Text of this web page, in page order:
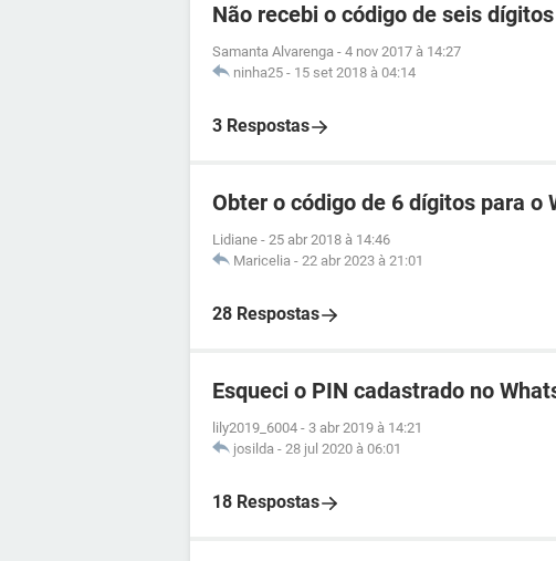
Não recebi o código de seis
Samanta Alvarenga - 4 nov 2017 à 14:27
ninha25 - 15 set 2018 à 04:14
3 Respostas
Obter o código de 6 dígitos para o
Lidiane - 25 abr 2018 à 14:46
Maricelia - 22 abr 2023 à 21:01
28 Respostas
Esqueci o PIN cadastrado no
lily2019_6004 - 3 abr 2019 à 14:21
josilda - 28 jul 2020 à 06:01
18 Respostas